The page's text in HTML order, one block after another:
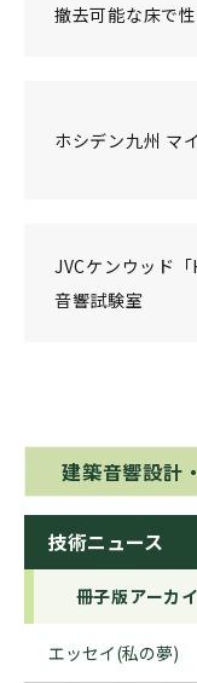
撤去可能な床で
ホシデン九州 マ
JVCケンウッド
音響試験室
建築音響設計
技術ニュース
冊子版アーカ
エッセイ(私の夢)